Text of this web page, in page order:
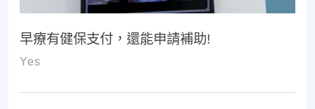
早療有健保支付，還能申請補助!
Yes